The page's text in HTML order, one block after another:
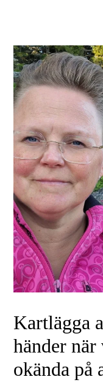
Kartlägga
händer
okända på